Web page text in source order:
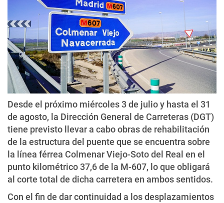
Desde el próximo miércoles 3 de julio y hasta el 31
de agosto, la Dirección General de Carreteras (DGT)
tiene previsto llevar a cabo obras de rehabilitación
de la estructura del puente que se encuentra sobre
la línea férrea Colmenar Viejo-Soto del Real en el
punto kilométrico 37,6 de la M-607, lo que obligará
al corte total de dicha carretera en ambos sentidos.
Con el fin de dar continuidad a los desplazamientos